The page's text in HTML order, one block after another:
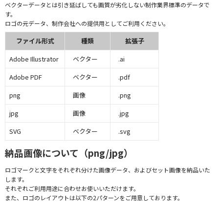
ベクターデータとは引き延ばしても画質が劣化しない制作業界標準のデータで
す。
ロゴの元データ、制作会社への提供用としてご利用ください。
ファイル形式 種類
拡張子
Adobe Illustrator
ベクター
.ai
Adobe PDF
ベクター
.pdf
png
画像
.png
jpg
画像
.jpg
SVG
ベクター .svg
納品画像について（png/jpg）
ロゴマークと文字をそれぞれ分けた画像データ、およびセット画像を納品いた
します。
それぞれご利用用途に合わせお使いいただけます。
また、ロゴのレイアウトは以下の2パターンをご用意しております。